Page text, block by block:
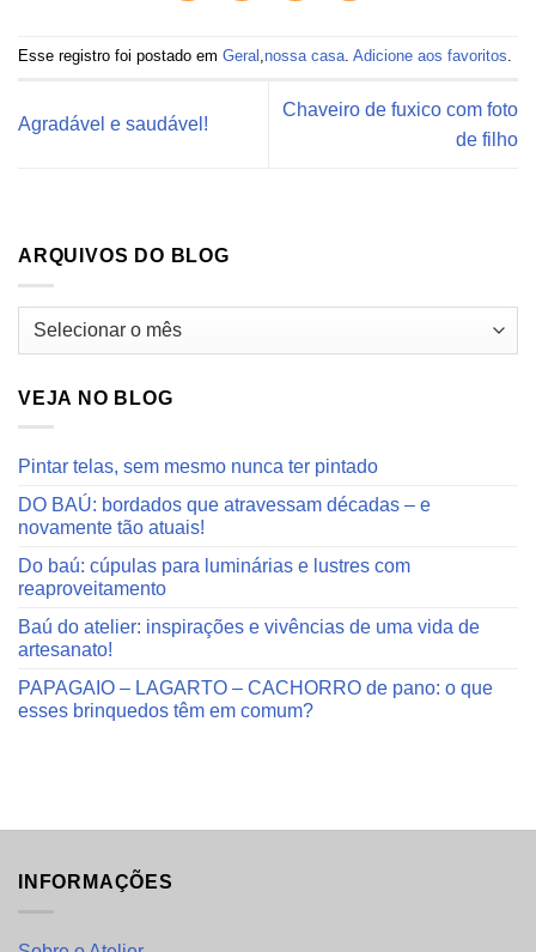
Esse registro foi postado em Geral nossa casa Adicione aos favoritos
Agradável e saudável!
Chaveiro de fuxico com foto
de filho
ARQUIVOS DO BLOG
Arquivos
VEJA NO BLOG
Pintar telas, sem mesmo nunca ter pintado
DO BAÚ: bordados que atravessam décadas – e
novamente tão atuais!
Do baú: cúpulas para luminárias e lustres com
reaproveitamento
Baú do atelier: inspirações e vivências de uma vida de
artesanato!
PAPAGAIO – LAGARTO – CACHORRO de pano: o que
esses brinquedos têm em comum?
INFORMAÇÕES